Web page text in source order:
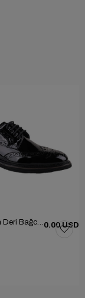
0.00 USD